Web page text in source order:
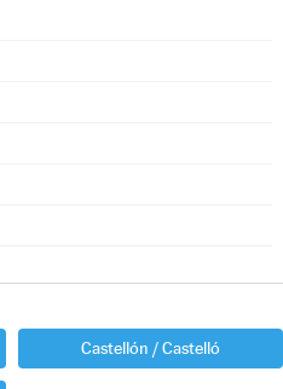
Castellón / Castelló